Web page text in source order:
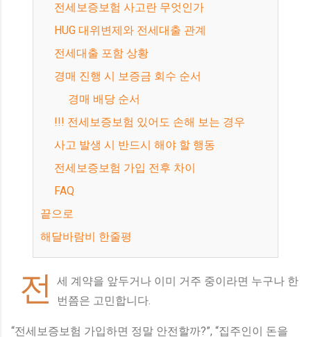
전세보증보험 사고란 무엇인가
HUG 대위변제와 전세대출 관계
전세대출 포함 상황
경매 진행 시 보증금 회수 순서
경매 배당 순서
!!! 전세보증보험 있어도 손해 보는 경우
사고 발생 시 반드시 해야 할 행동
전세보증보험 가입 전후 차이
FAQ
끝으로
해달바람비 한줄평
전
세 계약을 앞두거나 이미 거주 중이라면 누구나 한
번쯤은 고민합니다.
“전세보증보험 가입하면 정말 안전할까?”, “집주인이 돈을